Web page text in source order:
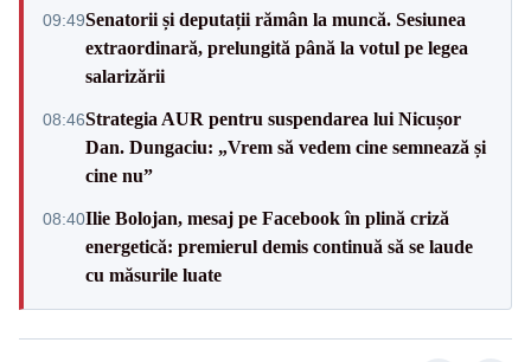
09:49Senatorii și deputații rămân la muncă. Sesiunea
extraordinară, prelungită până la votul pe legea
salarizării
08:46Strategia AUR pentru suspendarea lui Nicușor
Dan. Dungaciu: „Vrem să vedem cine semnează și
cine nu”
08:40Ilie Bolojan, mesaj pe Facebook în plină criză
energetică: premierul demis continuă să se laude
cu măsurile luate